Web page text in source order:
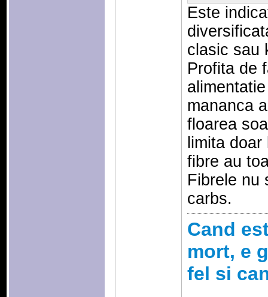
Este
clasic sau
Profita de
mananca
floarea
limita
fibre au
Fibrele nu
carbs.
Cand
mort, e
fel si